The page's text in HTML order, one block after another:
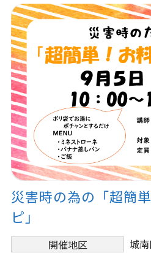
災害時の為の「超簡
ピ」
開催地区
城